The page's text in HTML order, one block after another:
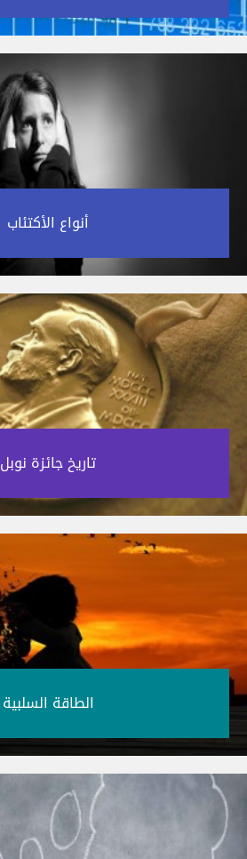
أنواع الأكتئاب‎
تاريخ جائزة نوبل‎
الطاقة السلبية‎